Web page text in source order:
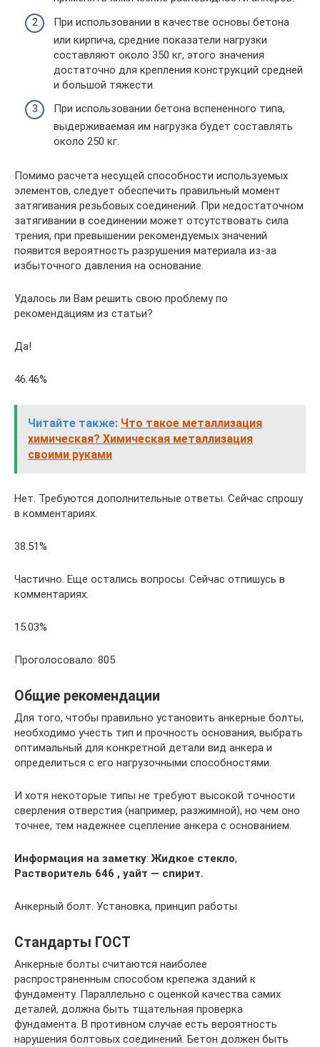
При использовании в качестве основы бетона
или кирпича, средние показатели нагрузки
составляют около 350 кг, этого значения
достаточно для крепления конструкций средней
и большой тяжести.
При использовании бетона вспененного типа,
выдерживаемая им нагрузка будет составлять
около 250 кг.
Помимо расчета несущей способности используемых
элементов, следует обеспечить правильный момент
затягивания резьбовых соединений. При недостаточном
затягивании в соединении может отсутствовать сила
трения, при превышении рекомендуемых значений
появится вероятность разрушения материала из-за
избыточного давления на основание.
Удалось ли Вам решить свою проблему по
рекомендациям из статьи?
Да!
46.46%
Читайте также: Что такое металлизация
химическая? Химическая металлизация
своими руками
Нет. Требуются дополнительные ответы. Сейчас спрошу
в комментариях.
38.51%
Частично. Еще остались вопросы. Сейчас отпишусь в
комментариях.
15.03%
Проголосовало: 805
Общие рекомендации
Для того, чтобы правильно установить анкерные болты,
необходимо учесть тип и прочность основания, выбрать
оптимальный для конкретной детали вид анкера и
определиться с его нагрузочными способностями.
И хотя некоторые типы не требуют высокой точности
сверления отверстия (например, разжимной), но чем оно
точнее, тем надежнее сцепление анкера с основанием.
Информация на заметку: Жидкое стекло,
Растворитель 646 , уайт — спирит.
Анкерный болт. Установка, принцип работы.
Стандарты ГОСТ
Анкерные болты считаются наиболее
распространенным способом крепежа зданий к
фундаменту. Параллельно с оценкой качества самих
деталей, должна быть тщательная проверка
фундамента. В противном случае есть вероятность
нарушения болтовых соединений. Бетон должен быть